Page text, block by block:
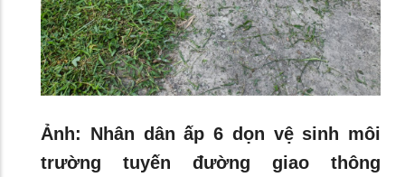
Ảnh: Nhân dân ấp 6 dọn vệ sinh môi
trường tuyến đường giao thông